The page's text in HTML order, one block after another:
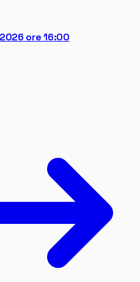
ore 16:00